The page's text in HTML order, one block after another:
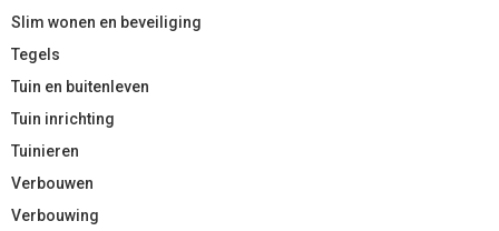
Slim wonen en beveiliging
Tegels
Tuin en buitenleven
Tuin inrichting
Tuinieren
Verbouwen
Verbouwing